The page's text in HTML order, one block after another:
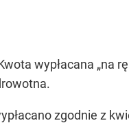
wypłacana „na
zgodnie z